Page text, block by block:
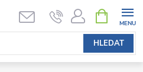
HLEDAT
NÁKUPNÍ
KOŠÍK